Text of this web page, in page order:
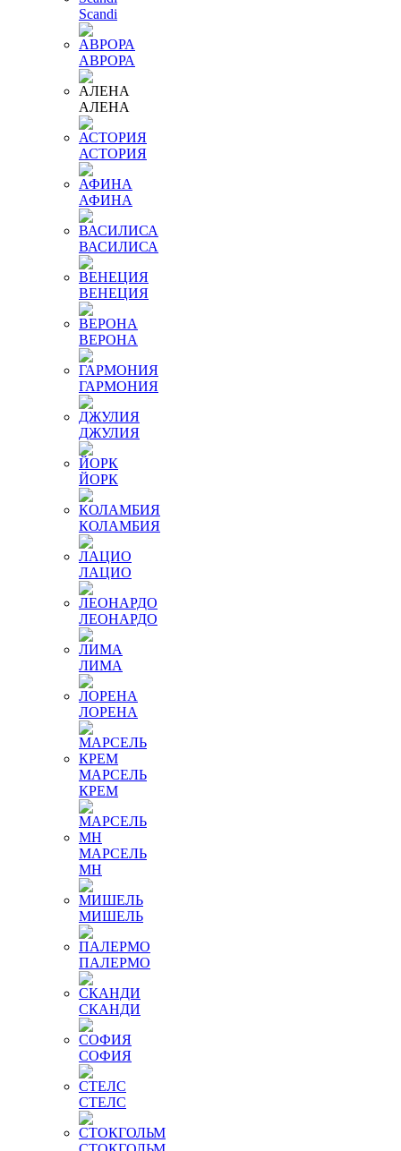
Scandi
АВРОРА
АЛЕНА
АСТОРИЯ
АФИНА
ВАСИЛИСА
ВЕНЕЦИЯ
ВЕРОНА
ГАРМОНИЯ
ДЖУЛИЯ
ЙОРК
КОЛАМБИЯ
ЛАЦИО
ЛЕОНАРДО
ЛИМА
ЛОРЕНА
МАРСЕЛЬ
КРЕМ
МАРСЕЛЬ
МН
МИШЕЛЬ
ПАЛЕРМО
СКАНДИ
СОФИЯ
СТЕЛС